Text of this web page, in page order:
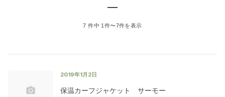
7 件中 1件〜7件を表示
2019年1月2日
保温カーフジャケット サーモー